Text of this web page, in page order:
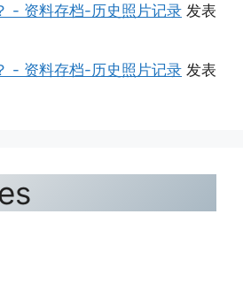
- 资料存档-历史照片记录 发表
- 资料存档-历史照片记录 发表